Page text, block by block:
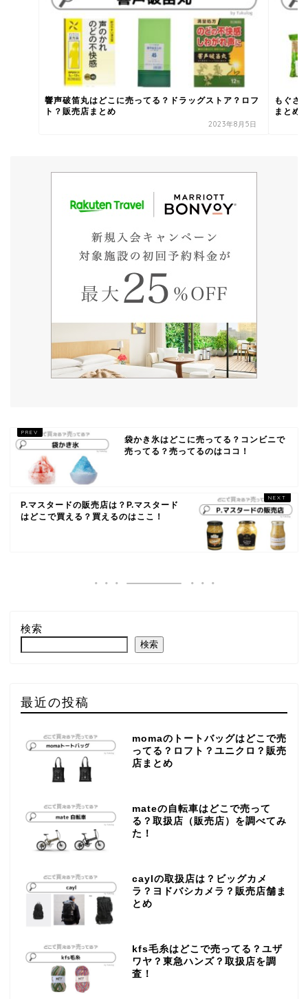
響声破笛丸はどこに売ってる？ドラッグストア？ロフ
ト？販売店まとめ
2023年8月5日
もぐさ
まとめ
袋かき氷はどこに売ってる？コンビニで
売ってる？売ってるのはココ！
P.マスタードの販売店は？P.マスタード
はどこで買える？買えるのはここ！
検索
検索
最近の投稿
momaのトートバッグはどこで売
ってる？ロフト？ユニクロ？販売
店まとめ
mateの自転車はどこで売って
る？取扱店（販売店）を調べてみ
た！
caylの取扱店は？ビッグカメ
ラ？ヨドバシカメラ？販売店舗ま
とめ
kfs毛糸はどこで売ってる？ユザ
ワヤ？東急ハンズ？取扱店を調
査！